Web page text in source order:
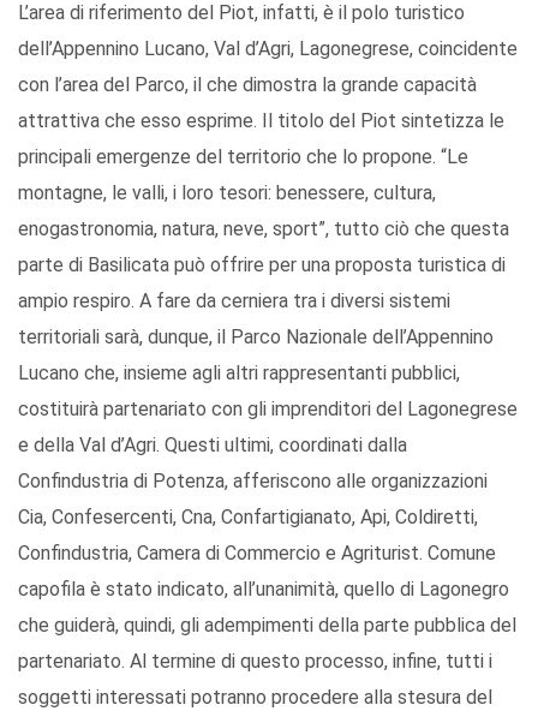
L’area di riferimento del Piot, infatti, è il polo turistico
dell’Appennino Lucano, Val d’Agri, Lagonegrese, coincidente
con l’area del Parco, il che dimostra la grande capacità
attrattiva che esso esprime. Il titolo del Piot sintetizza le
principali emergenze del territorio che lo propone. “Le
montagne, le valli, i loro tesori: benessere, cultura,
enogastronomia, natura, neve, sport”, tutto ciò che questa
parte di Basilicata può offrire per una proposta turistica di
ampio respiro. A fare da cerniera tra i diversi sistemi
territoriali sarà, dunque, il Parco Nazionale dell’Appennino
Lucano che, insieme agli altri rappresentanti pubblici,
costituirà partenariato con gli imprenditori del Lagonegrese
e della Val d’Agri. Questi ultimi, coordinati dalla
Confindustria di Potenza, afferiscono alle organizzazioni
Cia, Confesercenti, Cna, Confartigianato, Api, Coldiretti,
Confindustria, Camera di Commercio e Agriturist. Comune
capofila è stato indicato, all’unanimità, quello di Lagonegro
che guiderà, quindi, gli adempimenti della parte pubblica del
partenariato. Al termine di questo processo, infine, tutti i
soggetti interessati potranno procedere alla stesura del